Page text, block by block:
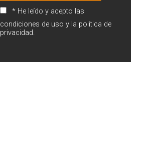
* He leído y acepto las
condiciones de uso y la política de
privacidad.